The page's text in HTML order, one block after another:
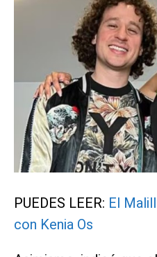
PUEDES LEER: El
con Kenia Os